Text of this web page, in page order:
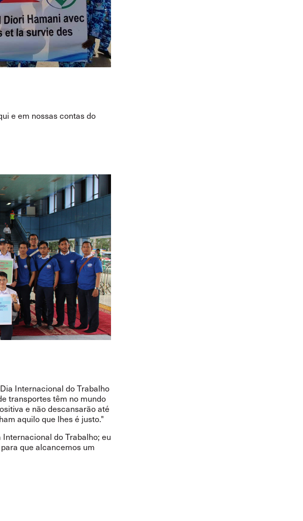
e em nossas contas do
Internacional do Trabalho
transportes têm no mundo
e não descansarão até
aquilo que lhes é justo."
do Trabalho; eu
que alcancemos um